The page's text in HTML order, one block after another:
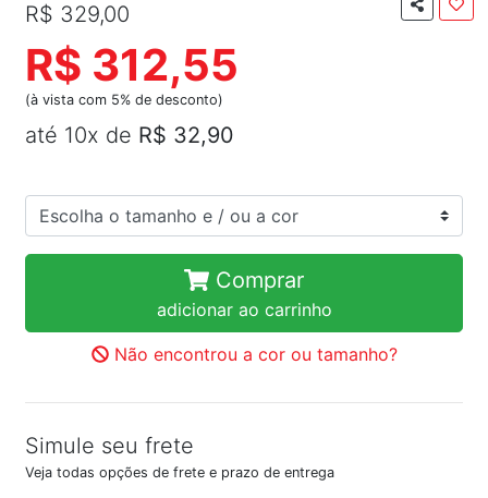
R$ 329,00
R$ 312,55
(à vista com 5% de desconto)
até 10x de R$ 32,90
Comprar
adicionar ao carrinho
Não encontrou a cor ou tamanho?
Simule seu frete
Veja todas opções de frete e prazo de entrega